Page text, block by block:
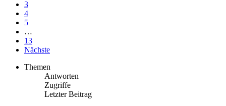
3
4
5
…
13
Nächste
Themen
Antworten
Zugriffe
Letzter Beitrag